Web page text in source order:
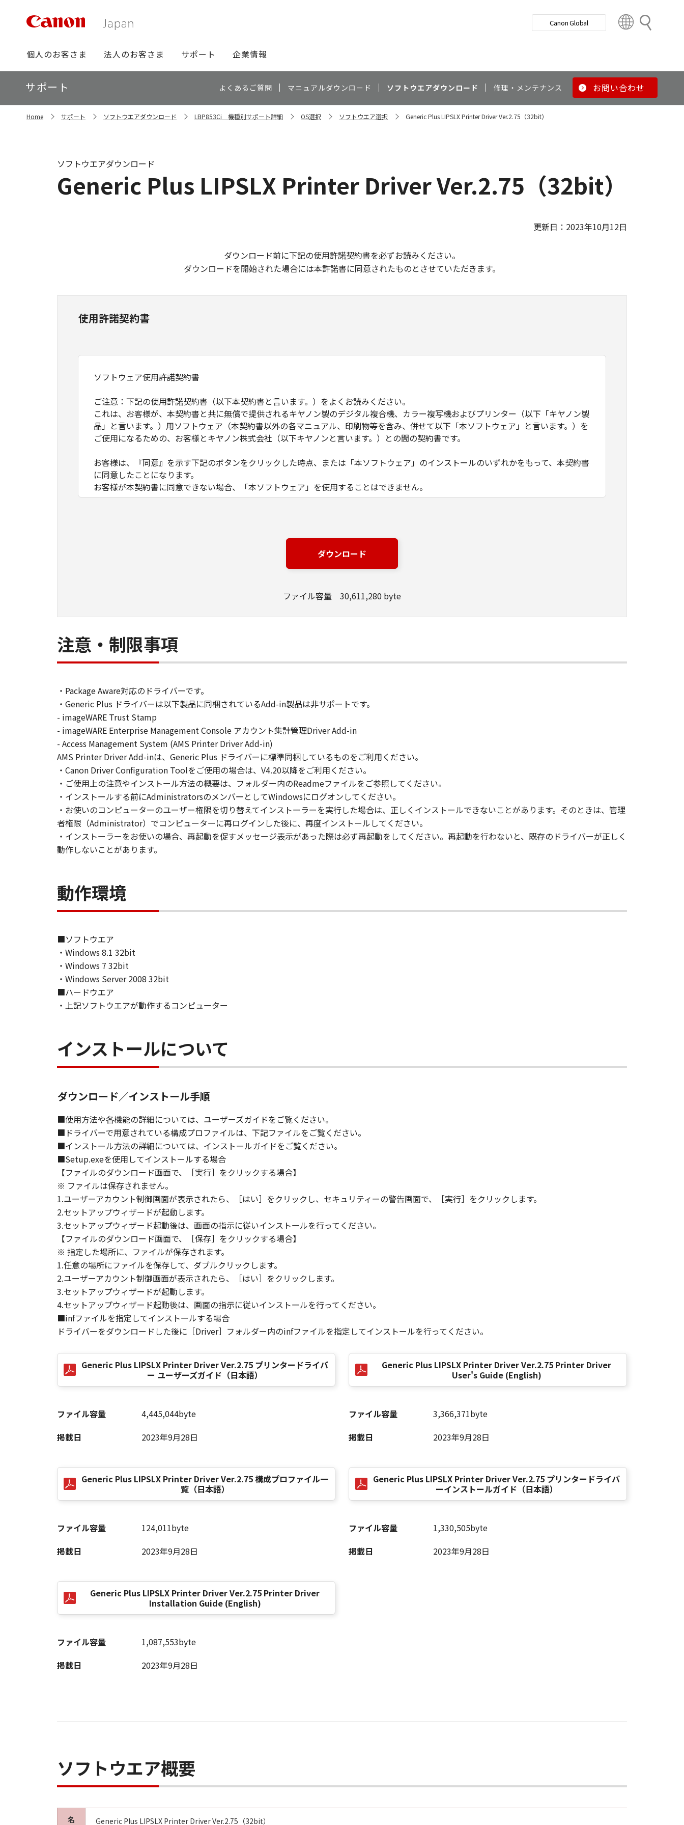
検
グ
ロ
ー
バ
ビ
個人のお客さま 法人のお客さま サポート 企業情報
Canon Global
t
y
ロ
ー
カ
ル
サポート よくあるご質問 マニュアルダウンロード ソフトウエアダウンロード 修理・メンテナンス お問い合わせ
Home サポート ソフトウエアダウンロード LBP853Ci 機種別サポート詳細 OS選択 ソフトウエア選択 Generic Plus LIPSLX Printer Driver Ver.2.75（32bit）
Generic Plus LIPSLX Printer Driver Ver.2.75（32bit）
ソフトウエアダウンロード
更新日：2023年10月12日
ダウンロード前に下記の使用許諾契約書を必ずお読みください。
ダウンロードを開始された場合には本許諾書に同意されたものとさせていただきます。
使用許諾契約書
ソフトウェア使用許諾契約書
ご注意：下記の使用許諾契約書（以下本契約書と言います。）をよくお読みください。
これは、お客様が、本契約書と共に無償で提供されるキヤノン製のデジタル複合機、カラー複写機およびプリンター（以下「キヤノン製
品」と言います。）用ソフトウェア（本契約書以外の各マニュアル、印刷物等を含み、併せて以下「本ソフトウェア」と言います。）を
ご使用になるための、お客様とキヤノン株式会社（以下キヤノンと言います。）との間の契約書です。
お客様は、『同意』を示す下記のボタンをクリックした時点、または「本ソフトウェア」のインストールのいずれかをもって、本契約書
に同意したことになります。
お客様が本契約書に同意できない場合、「本ソフトウェア」を使用することはできません。
数のコンピューター（以下「指定機器」と言います。）において、「本ソフトウェア」を使用（本契約書においては、「本ソフトウェ
ア」をコンピューターの記憶媒体上にインストールすること、またはコンピューターにおいて表示すること、アクセスすること、もしく
は実行することのいずれも含むものとします。）するための非独占的権利をお客様に対して許諾します。お客様は、また「指定機器」に
ネットワークを通じて接続されたコンピューター上で、かかるコンピューターの使用者に対して「本ソフトウェア」を使用させることが
ができます。
(3) 上記(1)および(2)に定める場合を除き、キヤノンまたはキヤノンのライセンサーのいかなる知的財産権も、明示たると黙示たるとを問
わず、本契約書によってお客様に譲渡あるいは許諾されるものではありません。
とはできません。
(2) お客様は、「本ソフトウェア」の全部または一部を修正、改変、逆コンパイル、逆アセンブル、その他リバースエンジニアリング等
することはできません。また第三者にこのような行為をさせてはなりません。
３．著作権表示
お客様は、「本ソフトウェア」に含まれるキヤノンまたはキヤノンのライセンサーの著作権表示を変更し、除去しもしくは削除してはな
りません。
４．所有権
「本ソフトウェア」に係る権原および所有権は、その内容によりキヤノンまたはキヤノンのライセンサーに帰属します。
５．輸出
お客様は、日本国政府または関連する外国政府より必要な許可等を得ることなしに、「本ソフトウェア」の全部または一部を、直接また
は間接に輸出してはなりません。
キヤノン、キヤノンの子会社、関係会社、それらの販売代理店および販売店、並びにキヤノンのライセンサーは、お客様による「本ソフ
トウェア」の使用を支援すること、および「本ソフトウェア」に対してアップデート、バグの修正あるいはサポートを行うことについ
て、いかなる責任も負うものではありません。
７．保証の否認・免責
(1) 「本ソフトウェア」は、『現状のまま』の状態で使用許諾されます。キヤノン、キヤノンのライセンサー、キヤノンの子会社、キヤ
ノンの関連会社、それらの販売代理店または販売店のいずれも、「本ソフトウェア」に関して、商品性および特定の目的への適合性の保
証を含め、いかなる保証も、明示たると黙示たるとを問わず一切しないものとします。
(2) キヤノン、キヤノンのライセンサー、キヤノンの子会社、キヤノンの関連会社、それらの販売代理店または販売店のいずれも、「本
ソフトウェア」の使用または使用不能から生ずるいかなる損害（逸失利益およびその他の派生的または付随的な損害を含むがこれらに限
定されない全ての損害を言います。）について、適用法で認められる限り、一切の責任を負わないものとします。たとえ、キヤノン、キ
(3) キヤノン、キヤノンのライセンサー、キヤノンの子会社、キヤノンの関連会社、それらの販売代理店または販売店のいずれも、「本
８．契約期間
効し、下記(2)または(3)により終了されるまで有効に存続します。
(2) お客様は、「本ソフトウェア」およびその複製物のすべてを廃棄および消去することにより、本契約書を終了させることができま
す。
(3) お客様が本契約書のいずれかの条項に違反した場合、本契約書は直ちに終了します。
(4) お客様は、上記(3)によって本契約書が終了した場合、速やかに、「本ソフトウェア」およびその複製物のすべてを廃棄または消去す
るものとします。
(5) 上記にかかわらず、本契約書第2条、第4条から第7条まで、第8条第4項および第10条の規定は、本契約書の終了後も効力を有しま
す。
９．U.S. GOVERNMENT RESTRICTED RIGHTS NOTICE
“米国政府エンドユーザー”とは、米国政府の機関また団体を意味します。もしお客様が米国政府エンドユーザーである場合、以下の規定
が適用されます：The SOFTWARE is a "commercial item," as that term is defined at 48 C.F.R. 2.101 (Oct 1995), consisting of
"commercial computer software" and "commercial computer software documentation," as such terms are used in 48 C.F.R. 12.212
(Sept 1995). Consistent with 48 C.F.R. 12.212 and 48 C.F.R. 227.7202-1 through 227.7202-4 (June 1995), all U.S. Government End
Users shall acquire the SOFTWARE with only those rights set forth herein. The manufacturer is Canon Inc./30-2, Shimomaruko 3-
chome, Ohta-ku, Tokyo 146-8501, Japan.
本条項中で使用される"the SOFTWARE"とは、本契約書中で定義される「本ソフトウェア」を意味し、指し示すものとします。
本契約書のいずれかの条項またはその一部が法律により無効であると決定された場合でも、その他の条項は完全に有効に存続するものと
します。
ダウンロード
ファイル容量 30,611,280 byte
注意・制限事項
・Package Aware対応のドライバーです。
・Generic Plus ドライバーは以下製品に同梱されているAdd-in製品は非サポートです。
- imageWARE Trust Stamp
- imageWARE Enterprise Management Console アカウント集計管理Driver Add-in
- Access Management System (AMS Printer Driver Add-in)
AMS Printer Driver Add-inは、Generic Plus ドライバーに標準同梱しているものをご利用ください。
・Canon Driver Configuration Toolをご使用の場合は、V4.20以降をご利用ください。
・ご使用上の注意やインストール方法の概要は、フォルダー内のReadmeファイルをご参照してください。
・インストールする前にAdministratorsのメンバーとしてWindowsにログオンしてください。
・お使いのコンピューターのユーザー権限を切り替えてインストーラーを実行した場合は、正しくインストールできないことがあります。そのときは、管理
者権限（Administrator）でコンピューターに再ログインした後に、再度インストールしてください。
・インストーラーをお使いの場合、再起動を促すメッセージ表示があった際は必ず再起動をしてください。再起動を行わないと、既存のドライバーが正しく
動作しないことがあります。
動作環境
■ソフトウエア
・Windows 8.1 32bit
・Windows 7 32bit
・Windows Server 2008 32bit
■ハードウエア
・上記ソフトウエアが動作するコンピューター
インストールについて
ダウンロード／インストール手順
■使用方法や各機能の詳細については、ユーザーズガイドをご覧ください。
■ドライバーで用意されている構成プロファイルは、下記ファイルをご覧ください。
■インストール方法の詳細については、インストールガイドをご覧ください。
■Setup.exeを使用してインストールする場合
【ファイルのダウンロード画面で、［実行］をクリックする場合】
※ ファイルは保存されません。
1.ユーザーアカウント制御画面が表示されたら、［はい］をクリックし、セキュリティーの警告画面で、［実行］をクリックします。
2.セットアップウィザードが起動します。
3.セットアップウィザード起動後は、画面の指示に従いインストールを行ってください。
【ファイルのダウンロード画面で、［保存］をクリックする場合】
※ 指定した場所に、ファイルが保存されます。
1.任意の場所にファイルを保存して、ダブルクリックします。
2.ユーザーアカウント制御画面が表示されたら、［はい］をクリックします。
3.セットアップウィザードが起動します。
4.セットアップウィザード起動後は、画面の指示に従いインストールを行ってください。
■infファイルを指定してインストールする場合
ドライバーをダウンロードした後に［Driver］フォルダー内のinfファイルを指定してインストールを行ってください。
Generic Plus LIPSLX Printer Driver Ver.2.75 プリンタードライバ
ー ユーザーズガイド（日本語）
ファイル容量
4,445,044byte
掲載日
2023年9月28日
Generic Plus LIPSLX Printer Driver Ver.2.75 Printer Driver
User's Guide (English)
ファイル容量
3,366,371byte
掲載日
2023年9月28日
Generic Plus LIPSLX Printer Driver Ver.2.75 構成プロファイル一
覧（日本語）
ファイル容量
124,011byte
掲載日
2023年9月28日
Generic Plus LIPSLX Printer Driver Ver.2.75 プリンタードライバ
ーインストールガイド（日本語）
ファイル容量
1,330,505byte
掲載日
2023年9月28日
Generic Plus LIPSLX Printer Driver Ver.2.75 Printer Driver
Installation Guide (English)
ファイル容量
1,087,553byte
掲載日
2023年9月28日
ソフトウエア概要
名 Generic Plus LIPSLX Printer Driver Ver.2.75（32bit）